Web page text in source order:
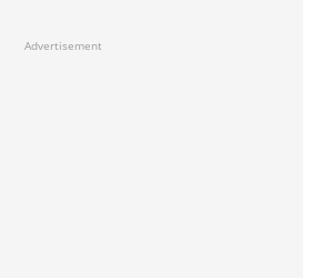
Advertisement